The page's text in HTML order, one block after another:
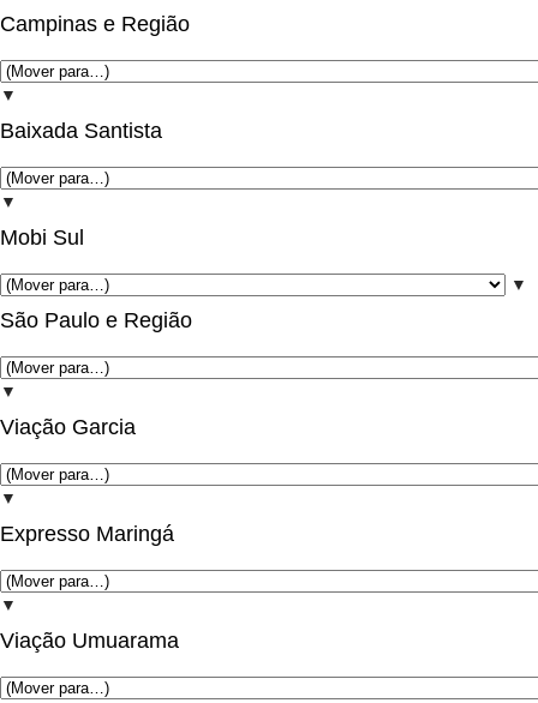
Campinas e Região
▼
Baixada Santista
▼
Mobi Sul
▼
São Paulo e Região
▼
Viação Garcia
▼
Expresso Maringá
▼
Viação Umuarama